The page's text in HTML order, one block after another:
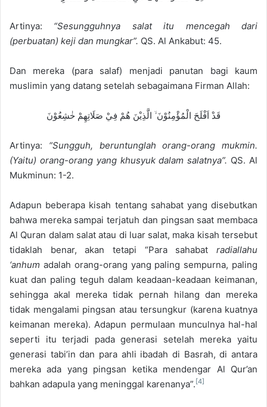
Artinya: “Sesungguhnya salat itu mencegah dari
(perbuatan) keji dan mungkar”. QS. Al Ankabut: 45.
Dan mereka (para salaf) menjadi panutan bagi kaum
muslimin yang datang setelah sebagaimana Firman Allah:
قَدْ اَفْلَحَ الْمُؤْمِنُوْنَ ۙ الَّذِيْنَ هُمْ فِيْ صَلَاتِهِمْ خٰشِعُوْنَ
Artinya: “Sungguh, beruntunglah orang-orang mukmin.
(Yaitu) orang-orang yang khusyuk dalam salatnya”. QS. Al
Mukminun: 1-2.
Adapun beberapa kisah tentang sahabat yang disebutkan
bahwa mereka sampai terjatuh dan pingsan saat membaca
Al Quran dalam salat atau di luar salat, maka kisah tersebut
tidaklah benar, akan tetapi “Para sahabat radiallahu
‘anhum adalah orang-orang yang paling sempurna, paling
kuat dan paling teguh dalam keadaan-keadaan keimanan,
sehingga akal mereka tidak pernah hilang dan mereka
tidak mengalami pingsan atau tersungkur (karena kuatnya
keimanan mereka). Adapun permulaan munculnya hal-hal
seperti itu terjadi pada generasi setelah mereka yaitu
generasi tabi’in dan para ahli ibadah di Basrah, di antara
mereka ada yang pingsan ketika mendengar Al Qur’an
bahkan adapula yang meninggal karenanya”. [4]